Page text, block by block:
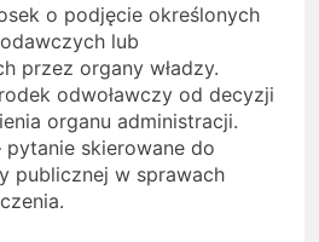
o podjęcie określonych
lub
przez organy władzy.
odwoławczy od decyzji
organu administracji.
pytanie skierowane do
publicznej w sprawach